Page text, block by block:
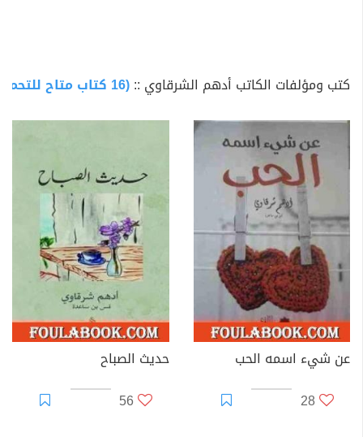
كتب ومؤلفات الكاتب أدهم الشرقاوي ::(16 كتاب متاح للتحميل)
عن شيء اسمه الحب
28
حديث الصباح
56